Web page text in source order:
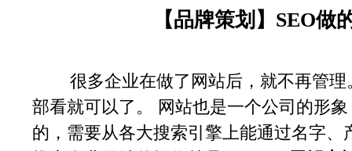
【品牌策划】SEO做
很多企业在做了网站后，就不再管理
部看就可以了。 网站也是一个公司的形
的，需要从各大搜索引擎上能通过名字